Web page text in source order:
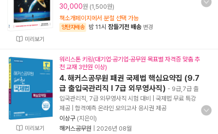
미리보기
30,000원 (1,500원)
책소개페이지에서 분철 선택 가능
양탄자배송 밤 11시 잠들기전 배송 변경
미리보기
워리스톤 키링(대기업·공기업·공무원 목표별 자격증 맞춤 추
천 교재 3만원 이상)
4. 해커스공무원 패권 국제법 핵심요약집 (9.7
급 출입국관리직 l 7급 외무영사직) - 9급,7급 출
입국관리직, 7급 외무영사직 시험 대비 | 국제법 무료 특강
제공 | 합격예측 온라인 모의고사 응시권 제공
이상구 (지은이)
해커스공무원
2026년 08월